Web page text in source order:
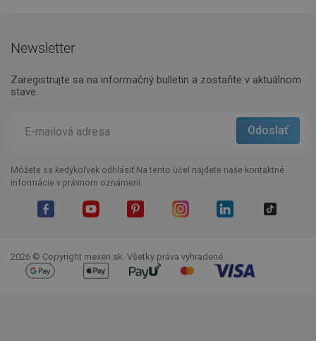
Newsletter
Zaregistrujte sa na informačný bulletin a zostaňte v aktuálnom
stave.
Môžete sa kedykoľvek odhlásiť.Na tento účel nájdete naše kontaktné
informácie v právnom oznámení.
2026 © Copyright mexen.sk. Všetky práva vyhradené.